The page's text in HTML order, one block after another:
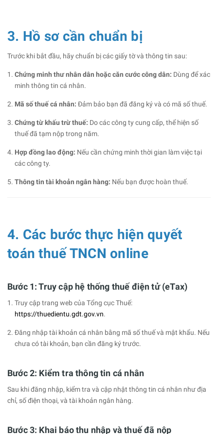
3. Hồ sơ cần chuẩn bị
Trước khi bắt đầu, hãy chuẩn bị các giấy tờ và thông tin sau:
Chứng minh thư nhân dân hoặc căn cước công dân: Dùng để xác
minh thông tin cá nhân.
Mã số thuế cá nhân: Đảm bảo bạn đã đăng ký và có mã số thuế.
Chứng từ khấu trừ thuế: Do các công ty cung cấp, thể hiện số
thuế đã tạm nộp trong năm.
Hợp đồng lao động: Nếu cần chứng minh thời gian làm việc tại
các công ty.
Thông tin tài khoản ngân hàng: Nếu bạn được hoàn thuế.
4. Các bước thực hiện quyết
toán thuế TNCN online
Bước 1: Truy cập hệ thống thuế điện tử (eTax)
Truy cập trang web của Tổng cục Thuế:
https://thuedientu.gdt.gov.vn.
Đăng nhập tài khoản cá nhân bằng mã số thuế và mật khẩu. Nếu
chưa có tài khoản, bạn cần đăng ký trước.
Bước 2: Kiểm tra thông tin cá nhân
Sau khi đăng nhập, kiểm tra và cập nhật thông tin cá nhân như địa
chỉ, số điện thoại, và tài khoản ngân hàng.
Bước 3: Khai báo thu nhập và thuế đã nộp